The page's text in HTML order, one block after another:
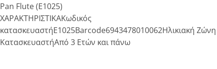
Pan Flute (E1025)
ΧΑΡΑΚΤΗΡΙΣΤΙΚΑΚωδικός
κατασκευαστήE1025Barcode6943478010062Ηλικιακή Ζώνη
ΚατασκευαστήΑπό 3 Ετών και πάνω